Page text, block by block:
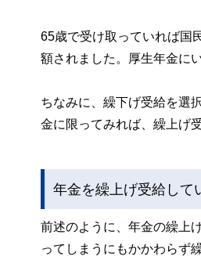
65歳で受け取っていれば国
額されました。厚生年金に
ちなみに、繰下げ受給を選
金に限ってみれば、繰上げ
年金を繰上げ受給して
前述のように、年金の繰上
ってしまうにもかかわらず